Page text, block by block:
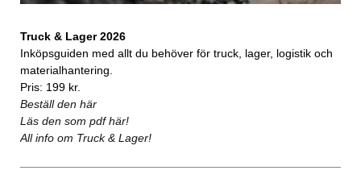
Truck & Lager 2026
Inköpsguiden med allt du behöver för truck, lager, logistik och
materialhantering.
Pris: 199 kr.
Beställ den här
Läs den som pdf här!
All info om Truck & Lager!